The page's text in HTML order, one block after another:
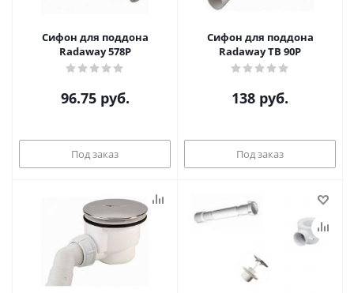
Сифон для поддона
Radaway 578P
96.75руб.
Под заказ
Сифон для поддона
Radaway TB 90P
138 руб.
Под заказ